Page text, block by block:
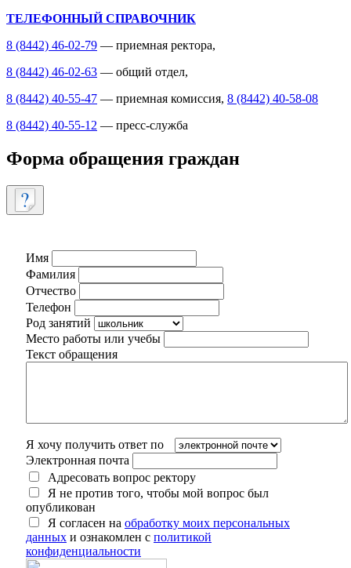
ТЕЛЕФОННЫЙ СПРАВОЧНИК
8 (8442) 46-02-79 — приемная ректора,
8 (8442) 46-02-63 — общий отдел,
8 (8442) 40-55-47 — приемная комиссия, 8 (8442) 40-58-08
8 (8442) 40-55-12 — пресс-служба
Форма обращения граждан
Имя
Фамилия
Отчество
Телефон
Род занятий
Место работы или учебы
Текст обращения
Я хочу получить ответ по
Электронная почта
Адресовать вопрос ректору
Я не против того, чтобы мой вопрос был
опубликован
Я согласен на обработку моих персональных
данных и ознакомлен с политикой
конфиденциальности